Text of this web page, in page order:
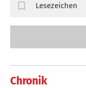
Chronik
Lesezeichen